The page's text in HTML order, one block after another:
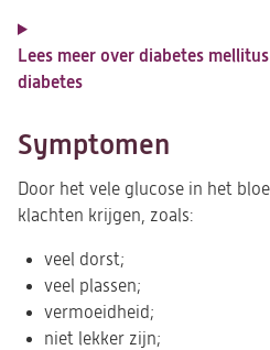
Lees meer over diabetes
diabetes
Symptomen
Door het vele glucose in het
klachten krijgen, zoals:
veel dorst;
veel plassen;
vermoeidheid;
niet lekker zijn;